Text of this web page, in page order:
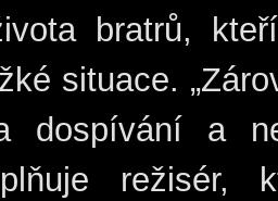
bratrů,
situace.
dospívání a
režisér,